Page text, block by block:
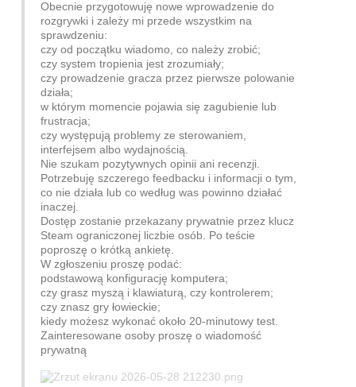
Obecnie przygotowuję nowe wprowadzenie do
rozgrywki i zależy mi przede wszystkim na
sprawdzeniu:
czy od początku wiadomo, co należy zrobić;
czy system tropienia jest zrozumiały;
czy prowadzenie gracza przez pierwsze polowanie
działa;
w którym momencie pojawia się zagubienie lub
frustracja;
czy występują problemy ze sterowaniem,
interfejsem albo wydajnością.
Nie szukam pozytywnych opinii ani recenzji.
Potrzebuję szczerego feedbacku i informacji o tym,
co nie działa lub co według was powinno działać
inaczej.
Dostęp zostanie przekazany prywatnie przez klucz
Steam ograniczonej liczbie osób. Po teście
poproszę o krótką ankietę.
W zgłoszeniu proszę podać:
podstawową konfigurację komputera;
czy grasz myszą i klawiaturą, czy kontrolerem;
czy znasz gry łowieckie;
kiedy możesz wykonać około 20-minutowy test.
Zainteresowane osoby proszę o wiadomość
prywatną